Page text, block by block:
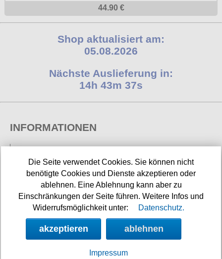
44.90 €
Shop aktualisiert am:
05.08.2026
Nächste Auslieferung in:
14h 43m 36s
INFORMATIONEN
Impressum/Kontakt
Versandkosten
Datenschutz
Die Seite verwendet Cookies. Sie können nicht
benötigte Cookies und Dienste akzeptieren oder
ablehnen. Eine Ablehnung kann aber zu
Einschränkungen der Seite führen. Weitere Infos und
Widerrufsmöglichkeit unter:
Datenschutz.
akzeptieren ablehnen
Impressum